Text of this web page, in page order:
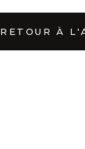
RETOUR À